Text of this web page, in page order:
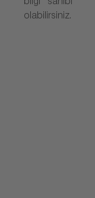
bilgi sahibi
olabilirsiniz.